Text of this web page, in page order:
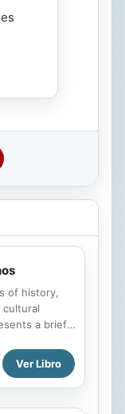
of history,
cultural
a brief,
has
itself
Ver Libro